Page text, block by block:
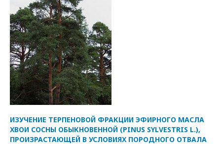
ИЗУЧЕНИЕ ТЕРПЕНОВОЙ ФРАКЦИИ ЭФИРНОГО МАСЛА
ХВОИ СОСНЫ ОБЫКНОВЕННОЙ (PINUS SYLVESTRIS L.),
ПРОИЗРАСТАЮЩЕЙ В УСЛОВИЯХ ПОРОДНОГО ОТВАЛА